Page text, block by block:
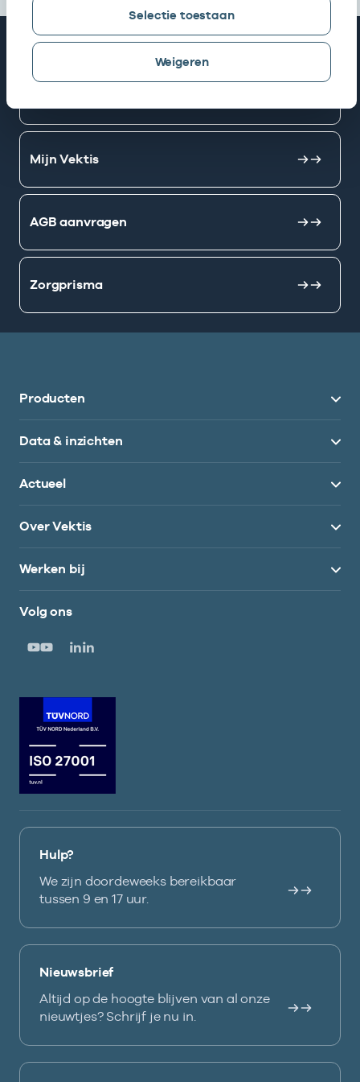
Selectie toestaan
Weigeren
Snel naar
Mijn Vektis
AGB aanvragen
Zorgprisma
Producten
Data & inzichten
Actueel
Over Vektis
Werken bij
Volg ons
Hulp?
We zijn doordeweeks bereikbaar
tussen 9 en 17 uur.
Nieuwsbrief
Altijd op de hoogte blijven van al onze
nieuwtjes? Schrijf je nu in.